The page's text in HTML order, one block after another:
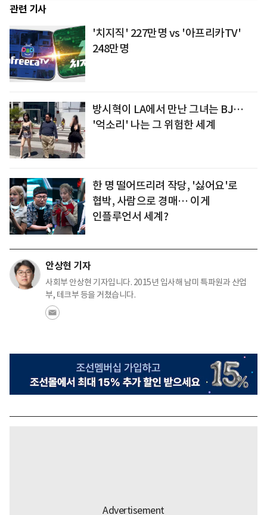
관련 기사
'치지직' 227만명 vs '아프리카TV'
248만명
방시혁이 LA에서 만난 그녀는 BJ…
'억소리' 나는 그 위험한 세계
한 명 떨어뜨리려 작당, '싫어요'로
협박, 사람으로 경매… 이게
인플루언서 세계?
안상현 기자
사회부 안상현 기자입니다. 2015년 입사해 남미 특파원과 산업
부, 테크부 등을 거쳤습니다.